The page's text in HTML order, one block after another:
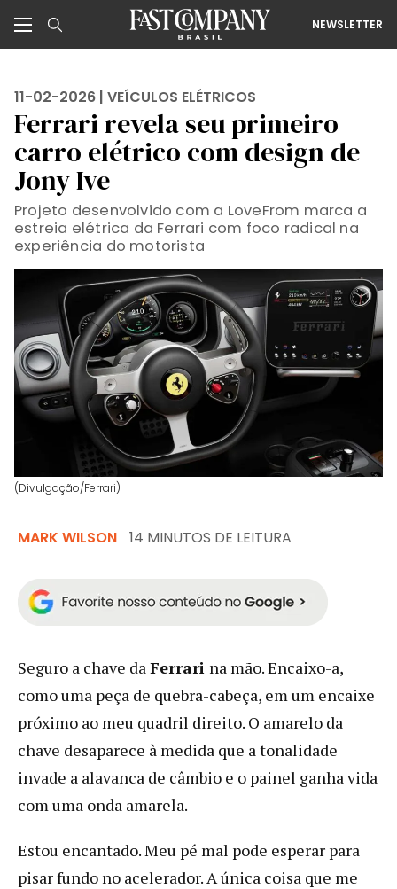
NEWSLETTER
11-02-2026 | VEÍCULOS ELÉTRICOS
Ferrari revela seu primeiro
carro elétrico com design de
Jony Ive
Projeto desenvolvido com a LoveFrom marca a
estreia elétrica da Ferrari com foco radical na
experiência do motorista
(Divulgação/Ferrari)
MARK WILSON 14 MINUTOS DE LEITURA
Seguro a chave daFerrari na mão. Encaixo-a,
como uma peça de quebra-cabeça, em um encaixe
próximo ao meu quadril direito. O amarelo da
chave desaparece à medida que a tonalidade
invade a alavanca de câmbio e o painel ganha vida
com uma onda amarela.
Estou encantado. Meu pé mal pode esperar para
pisar fundo no acelerador. A única coisa que me